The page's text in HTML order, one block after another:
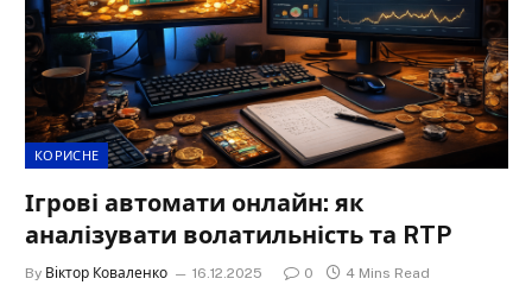
КОРИСНЕ
Ігрові автомати онлайн: як
аналізувати волатильність та RTP
By Віктор Коваленко 16.12.2025 0 4 Mins Read